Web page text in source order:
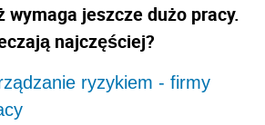
wymaga jeszcze dużo pracy.
najczęściej?
ryzykiem - firmy